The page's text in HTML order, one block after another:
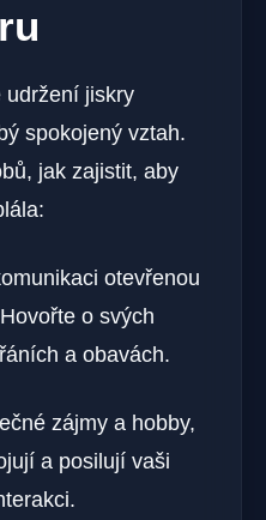
udržení jiskry
spokojený vztah.
jak zajistit, aby
otevřenou
o svých
a obavách.
zájmy a hobby,
a posilují vaši